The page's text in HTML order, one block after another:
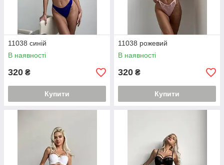
11038 синій
В наявності
320 ₴
Купити
11038 рожевий
В наявності
320 ₴
Купити